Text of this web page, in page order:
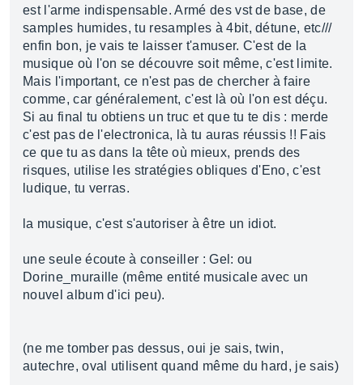
est l'arme indispensable. Armé des vst de base, de
samples humides, tu resamples à 4bit, détune, etc///
enfin bon, je vais te laisser t'amuser. C'est de la
musique où l'on se découvre soit même, c'est limite.
Mais l'important, ce n'est pas de chercher à faire
comme, car généralement, c'est là où l'on est déçu.
Si au final tu obtiens un truc et que tu te dis : merde
c'est pas de l'electronica, là tu auras réussis !! Fais
ce que tu as dans la tête où mieux, prends des
risques, utilise les stratégies obliques d'Eno, c'est
ludique, tu verras.
la musique, c'est s'autoriser à être un idiot.
une seule écoute à conseiller : Gel: ou
Dorine_muraille (même entité musicale avec un
nouvel album d'ici peu).
(ne me tomber pas dessus, oui je sais, twin,
autechre, oval utilisent quand même du hard, je sais)